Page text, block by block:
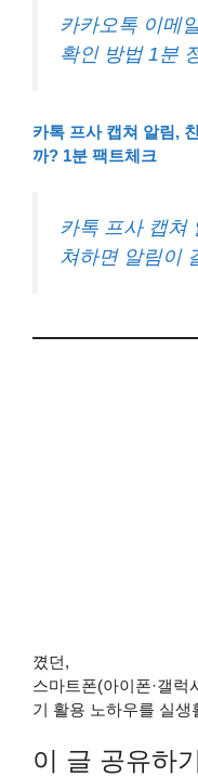
카카오톡 이메
확인 방법 1분
카톡 프사 캡쳐 알림,
까? 1분 팩트체크
카톡 프사 캡쳐
쳐하면 알림이
꼈던,
스마트폰(아이폰·갤럭
기 활용 노하우를 실
이 글 공유하